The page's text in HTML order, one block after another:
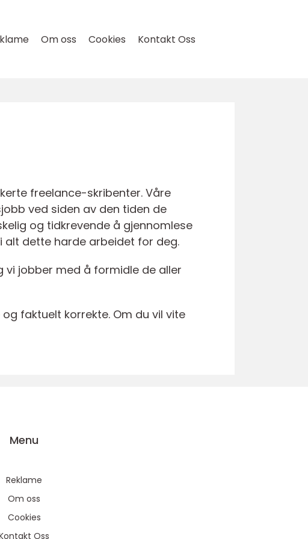
Om oss Cookies Kontakt Oss
freelance-skribenter. Våre
ved siden av den tiden de
og tidkrevende å gjennomlese
dette harde arbeidet for deg.
vi jobber med å formidle de aller
faktuelt korrekte. Om du vil vite
Menu
Reklame
Om oss
Cookies
Oss